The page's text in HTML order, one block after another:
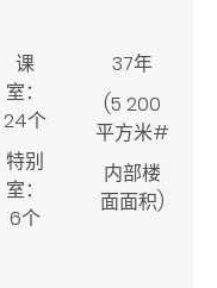
课
室：
24个
特别
室：
6个
37年
(5 200
平方米#
内部楼
面面积)